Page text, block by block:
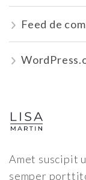
Feed de
Amet suscipit
semper